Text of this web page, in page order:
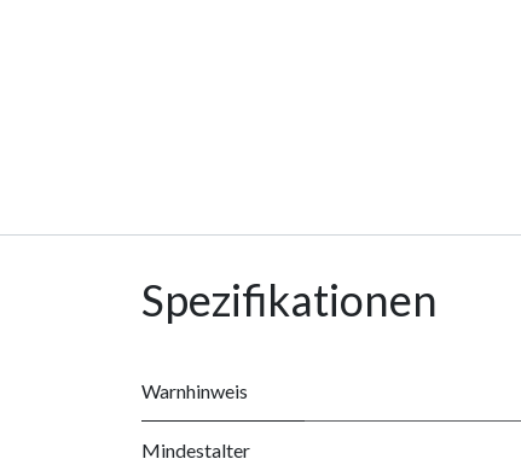
Spezifikationen
Warnhinweis
Mindestalter